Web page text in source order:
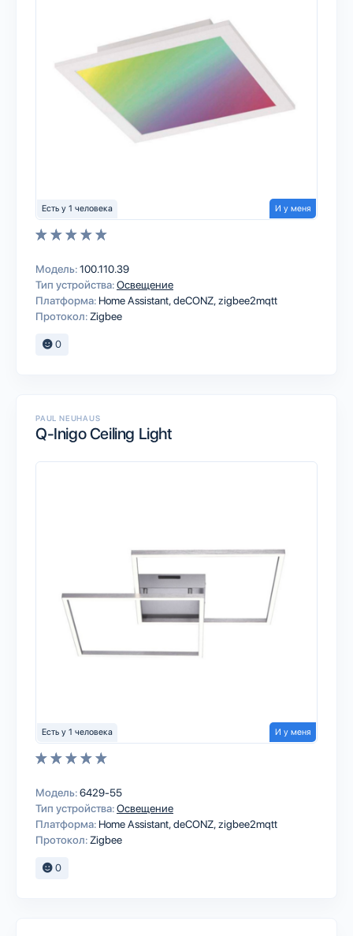
Есть у 1 человека И у меня
Модель:100.110.39
Тип устройства:Освещение
Платформа: Home AssistantdeCONZzigbee2mqtt
Протокол: Zigbee
0
PAUL NEUHAUS
Q-Inigo Ceiling Light
Есть у 1 человека И у меня
Модель:6429-55
Тип устройства:Освещение
Платформа: Home AssistantdeCONZzigbee2mqtt
Протокол: Zigbee
0